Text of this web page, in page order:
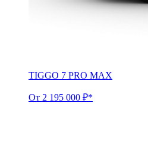
TIGGO 7 PRO MAX
От 2 195 000 ₽*